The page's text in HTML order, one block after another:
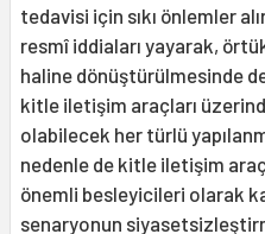
tedavisi için sıkı önlemler
resmî iddiaları yayarak,
haline dönüştürülmesinde
kitle iletişim araçları
olabilecek her türlü
nedenle de kitle iletişim
önemli besleyici­leri olarak
senaryonun